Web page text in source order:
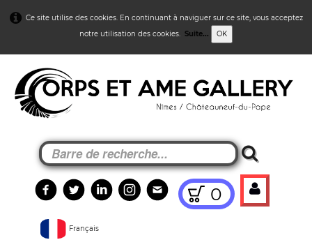
Ce site utilise des cookies. En continuant à naviguer sur ce site, vous acceptez
notre utilisation des cookies. Suite... OK
0
Français